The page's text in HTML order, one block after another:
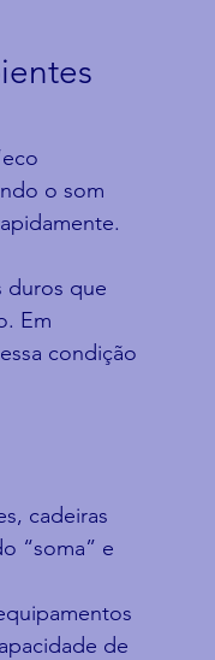
o som
duros que
Em
condição
cadeiras
“soma” e
de